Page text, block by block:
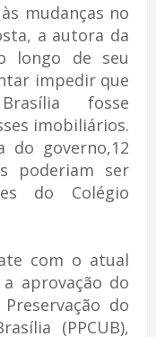
mudanças no
a autora da
longo de seu
impedir que
fosse
imobiliários.
do governo,12
poderiam ser
do Colégio
com o atual
aprovação do
do
(PPCUB),